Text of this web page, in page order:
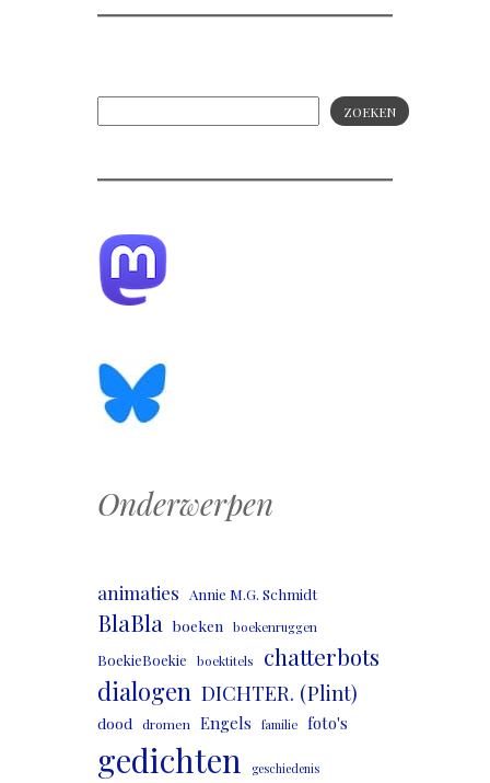
ZOEKEN
Onderwerpen
animaties Annie M.G. Schmidt
BlaBla boeken boekenruggen
BoekieBoekie boektitels chatterbots
dialogen DICHTER. (Plint)
dood dromen Engels familie foto's
gedichten geschiedenis